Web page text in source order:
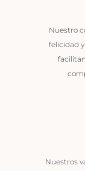
Nuestro
felicidad
Nuestros